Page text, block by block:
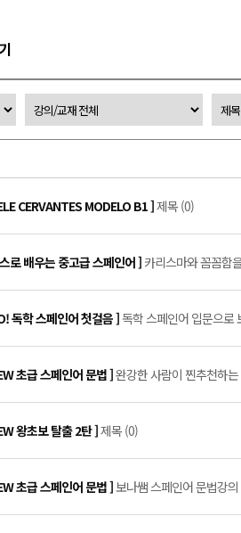
CERVANTES MODELO B1 ]제목 (0)
로 배우는 중고급 스페인어 ] 카리스마와 꼼꼼함
독학 스페인어 첫걸음 ]독학 스페인어 입문으로
초급 스페인어 문법 ]완강한 사람이 찐추천하
왕초보 탈출 2탄 ]제목 (0)
초급 스페인어 문법 ]보나쌤 스페인어 문법강